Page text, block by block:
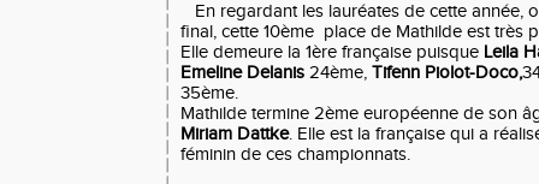
En regardant les lauréates de cette année,
final, cette 10ème place de Mathilde est très
Elle demeure la 1ère française puisque Leila
Emeline Delanis 24ème, Tifenn Piolot-Doco,
35ème.
Mathilde termine 2ème européenne de son
Miriam Dattke. Elle est la française qui a
féminin de ces championnats.